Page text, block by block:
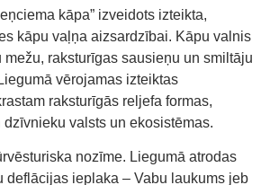
kāpa” izveidots izteikta,
kāpu vaļņa aizsardzībai. Kāpu valnis
mežu, raksturīgas sausieņu un smiltāju
vērojamas izteiktas
raksturīgās reljefa formas,
valsts un ekosistēmas.
nozīme. Liegumā atrodas
deflācijas ieplaka – Vabu laukums jeb